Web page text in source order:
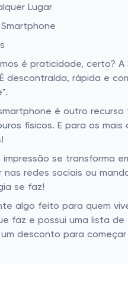
Lugar
é praticidade, certo?
descontraída, rápida e
é outro
físicos. E para os
impressão se transforma
redes sociais ou
se faz!
algo feito para quem
faz e possui uma lista
desconto para